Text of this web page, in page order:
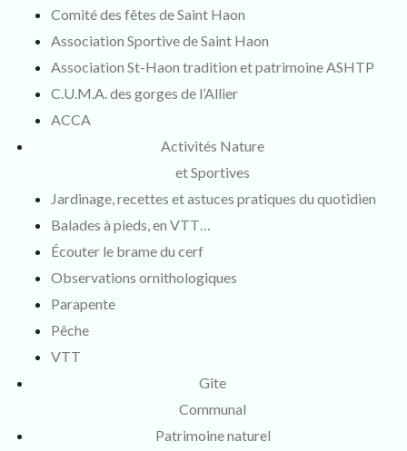
Comité des fêtes de Saint Haon
Association Sportive de Saint Haon
Association St-Haon tradition et patrimoine ASHTP
C.U.M.A. des gorges de l’Allier
ACCA
Activités Nature
et Sportives
Jardinage, recettes et astuces pratiques du quotidien
Balades à pieds, en VTT…
Écouter le brame du cerf
Observations ornithologiques
Parapente
Pêche
VTT
Gîte
Communal
Patrimoine naturel